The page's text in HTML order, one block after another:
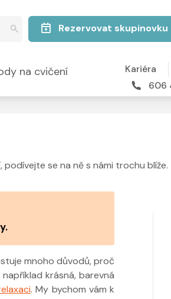
Rezervovat skupinovku
na cvičení Kariéra
606
podívejte se na ně s námi trochu blíže.
mnoho důvodů, proč
krásná, barevná
. My bychom vám k